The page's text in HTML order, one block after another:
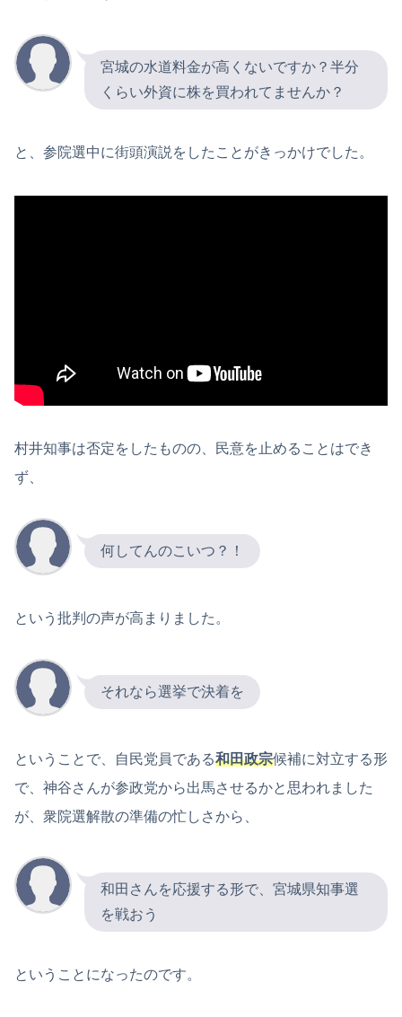
宮城の水道料金が高くないですか？半分
くらい外資に株を買われてませんか？
と、参院選中に街頭演説をしたことがきっかけでした。
村井知事は否定をしたものの、民意を止めることはでき
ず、
何してんのこいつ？！
という批判の声が高まりました。
それなら選挙で決着を
ということで、自民党員である和田政宗候補に対立する形
で、神谷さんが参政党から出馬させるかと思われました
が、衆院選解散の準備の忙しさから、
和田さんを応援する形で、宮城県知事選
を戦おう
ということになったのです。